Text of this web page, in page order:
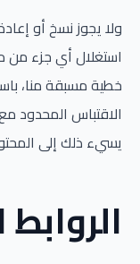
ولا يجوز نسخ أو
استغلال أي جزء من
خطية مسبقة منا،
الاقتباس المحدود
يسيء ذلك إلى